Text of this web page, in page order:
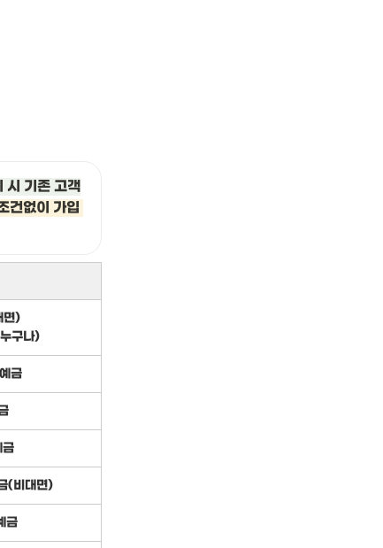
시 기존 고객
건없이 가입
면)
구나)
금
(비대면)
금